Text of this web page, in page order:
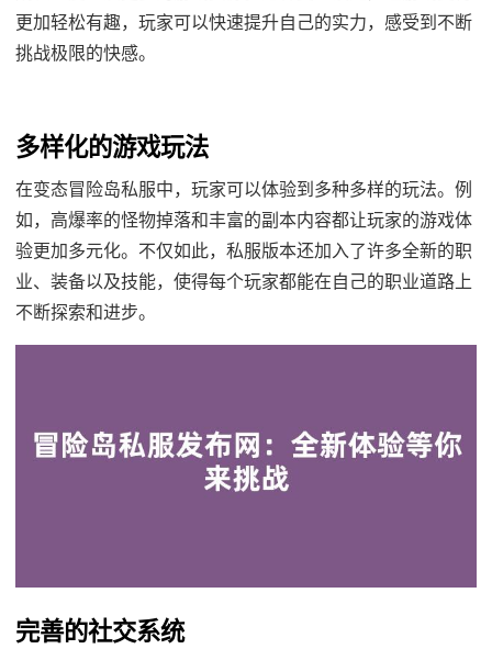
更加轻松有趣，玩家可以快速提升自己的实力，感受到不断
挑战极限的快感。
多样化的游戏玩法
在变态冒险岛私服中，玩家可以体验到多种多样的玩法。例
如，高爆率的怪物掉落和丰富的副本内容都让玩家的游戏体
验更加多元化。不仅如此，私服版本还加入了许多全新的职
业、装备以及技能，使得每个玩家都能在自己的职业道路上
不断探索和进步。
完善的社交系统